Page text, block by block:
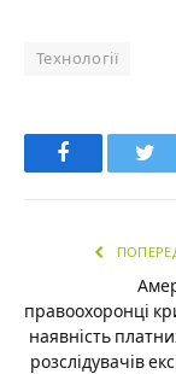
Технології
Facebook
правоохоронці
наявність
розслідувачів